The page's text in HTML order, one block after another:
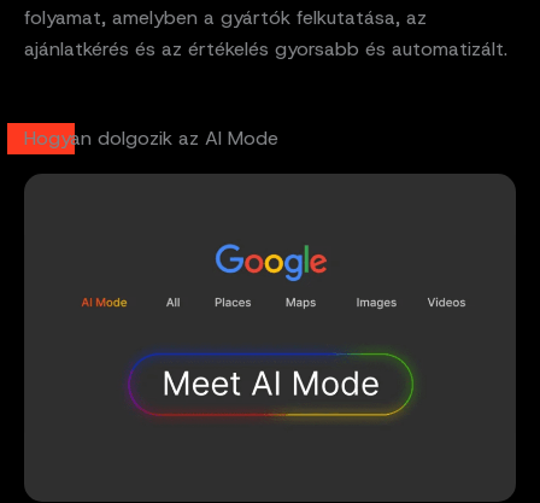
folyamat, amelyben a gyártók felkutatása, az
ajánlatkérés és az értékelés gyorsabb és automatizált.
Hogyan dolgozik az AI Mode